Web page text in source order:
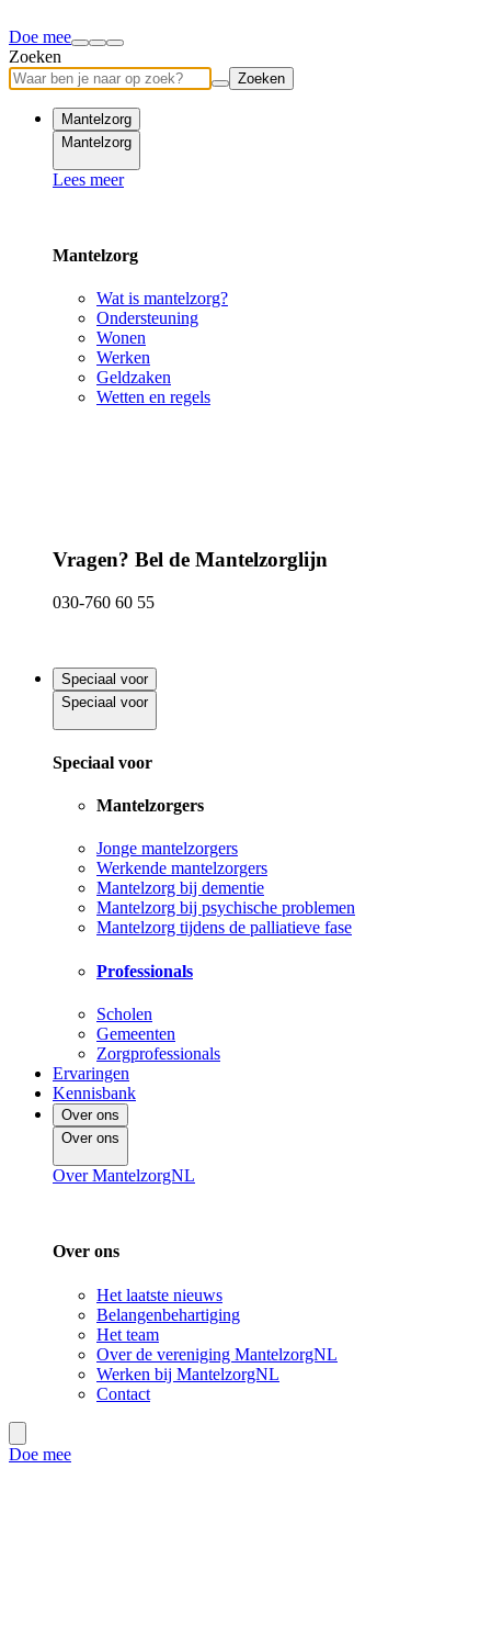
Doe mee
Zoeken
Zoeken
Mantelzorg
Mantelzorg
Lees meer
Mantelzorg
Wat is mantelzorg?
Ondersteuning
Wonen
Werken
Geldzaken
Wetten en regels
Vragen? Bel de Mantelzorglijn
030-760 60 55
Speciaal voor
Speciaal voor
Speciaal voor
Mantelzorgers
Jonge mantelzorgers
Werkende mantelzorgers
Mantelzorg bij dementie
Mantelzorg bij psychische problemen
Mantelzorg tijdens de palliatieve fase
Professionals
Scholen
Gemeenten
Zorgprofessionals
Ervaringen
Kennisbank
Over ons
Over ons
Over MantelzorgNL
Over ons
Het laatste nieuws
Belangenbehartiging
Het team
Over de vereniging MantelzorgNL
Werken bij MantelzorgNL
Contact
Doe mee